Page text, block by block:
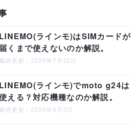
LINEMO(ラインモ)はSIMカードが
届くまで使えないのか解説。
最終更新：2026年7月26日
LINEMO(ラインモ)でmoto g24は
える？対応機種なのか解説。
最終更新：2026年6月2日